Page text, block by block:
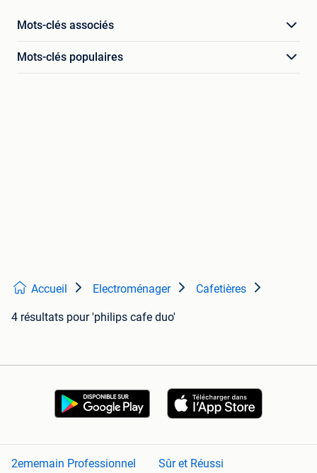
Mots-clés associés
Mots-clés populaires
Accueil Electroménager Cafetières
4 résultats pour 'philips cafe duo'
2ememain Professionnel Sûr et Réussi